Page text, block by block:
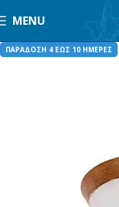
MENU
ΠΑΡΑΔΟΣΗ 4 ΕΩΣ 10 ΗΜΕΡΕΣ